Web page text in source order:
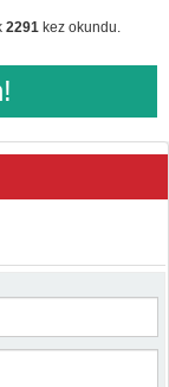
2291 kez okundu.